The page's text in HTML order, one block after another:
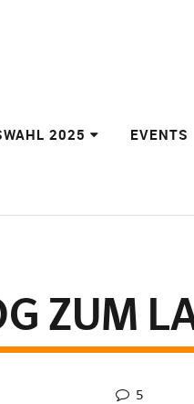
2025 EVENTS
ZUM
5